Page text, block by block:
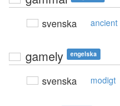
svenska ancient
gamely engelska
svenska modigt